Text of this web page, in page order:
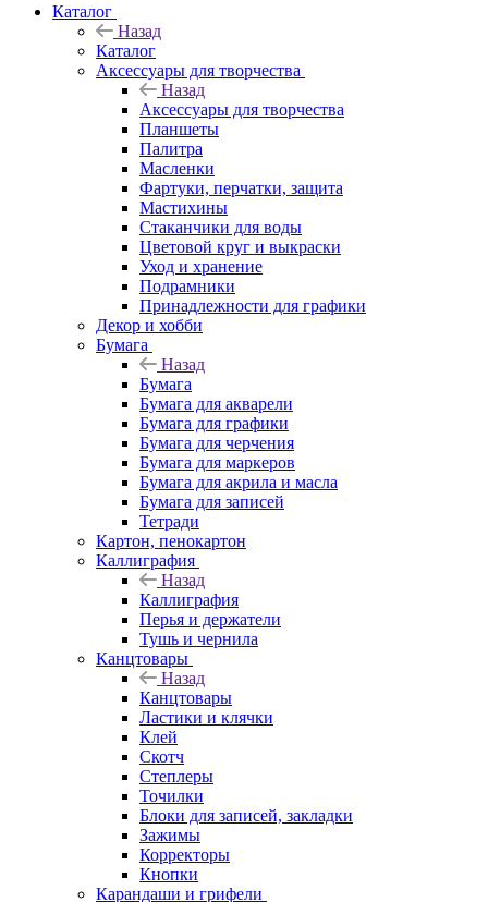
Каталог
Назад
Каталог
Аксессуары для творчества
Назад
Аксессуары для творчества
Планшеты
Палитра
Масленки
Фартуки, перчатки, защита
Мастихины
Стаканчики для воды
Цветовой круг и выкраски
Уход и хранение
Подрамники
Принадлежности для графики
Декор и хобби
Бумага
Назад
Бумага
Бумага для акварели
Бумага для графики
Бумага для черчения
Бумага для маркеров
Бумага для акрила и масла
Бумага для записей
Тетради
Картон, пенокартон
Каллиграфия
Назад
Каллиграфия
Перья и держатели
Тушь и чернила
Канцтовары
Назад
Канцтовары
Ластики и клячки
Клей
Скотч
Степлеры
Точилки
Блоки для записей, закладки
Зажимы
Корректоры
Кнопки
Карандаши и грифели